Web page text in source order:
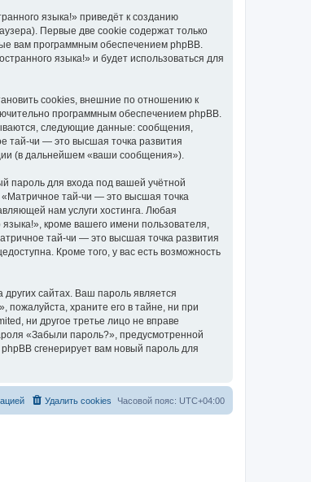
языка!» приведёт к созданию
Первые две cookie содержат только
вам программным обеспечением phpBB.
языка!» и будет использоваться для
cookies, внешние по отношению к
программным обеспечением phpBB.
следующие данные: сообщения,
тай-чи — это высшая точка развития
(в дальнейшем «ваши сообщения»).
пароль для входа под вашей учётной
тай-чи — это высшая точка
нам услуги хостинга. Любая
кроме вашего имени пользователя,
тай-чи — это высшая точка развития
Кроме того, у вас есть возможность
сайтах. Ваш пароль является
пожалуйста, храните его в тайне, ни при
ни другое третье лицо не вправе
«Забыли пароль?», предусмотренной
сгенерирует вам новый пароль для
Часовой пояс: UTC+04:00
Удалить cookies